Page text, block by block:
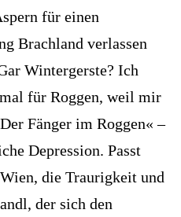
für einen
Brachland verlassen
Wintergerste? Ich
für Roggen, weil mir
Fänger im Roggen« –
Depression. Passt
die Traurigkeit und
der sich den